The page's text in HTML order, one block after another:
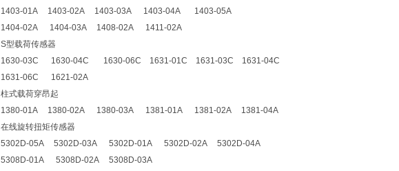
1403-01A 1403-02A 1403-03A 1403-04A 1403-05A
1404-02A 1404-03A 1408-02A 1411-02A
S型载荷传感器
1630-03C 1630-04C 1630-06C 1631-01C 1631-03C 1631-04C
1631-06C 1621-02A
柱式载荷穿昂起
1380-01A 1380-02A 1380-03A 1381-01A 1381-02A 1381-04A
在线旋转扭矩传感器
5302D-05A 5302D-03A 5302D-01A 5302D-02A 5302D-04A
5308D-01A 5308D-02A 5308D-03A